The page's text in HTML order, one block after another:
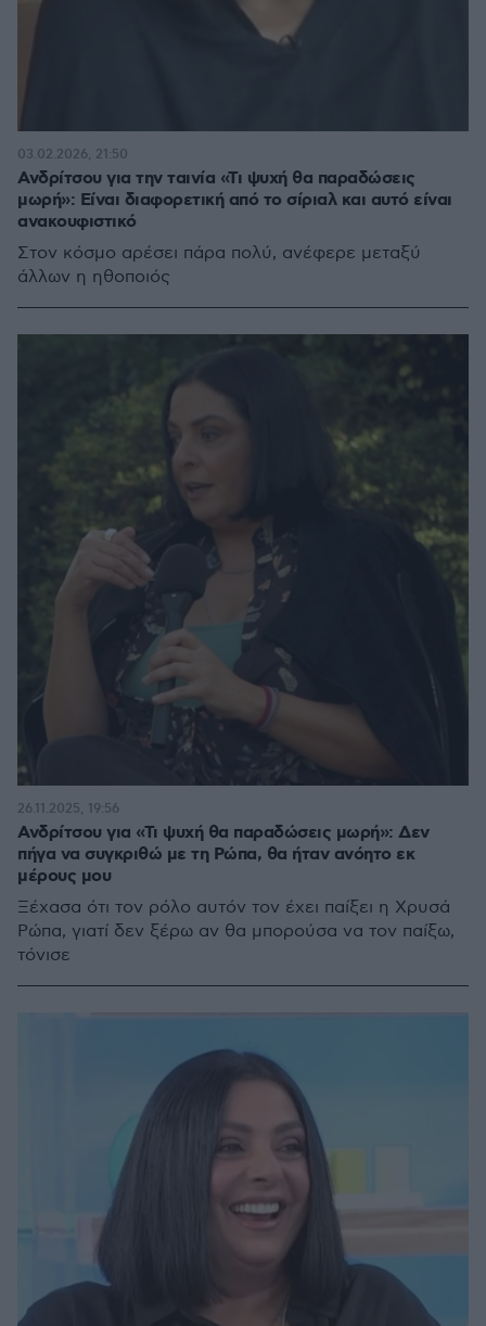
Ανδρίτσου για την ταινία «Τι ψυχή θα παραδώσεις
μωρή»: Είναι διαφορετική από το σίριαλ και αυτό είναι
ανακουφιστικό
Στον κόσμο αρέσει πάρα πολύ, ανέφερε μεταξύ
άλλων η ηθοποιός
03.02.2026, 21:50
Ανδρίτσου για «Τι ψυχή θα παραδώσεις μωρή»: Δεν
πήγα να συγκριθώ με τη Ρώπα, θα ήταν ανόητο εκ
μέρους μου
Ξέχασα ότι τον ρόλο αυτόν τον έχει παίξει η Χρυσά
Ρώπα, γιατί δεν ξέρω αν θα μπορούσα να τον παίξω,
τόνισε
26.11.2025, 19:56